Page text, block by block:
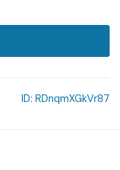
ID: RDnqmXGkVr87